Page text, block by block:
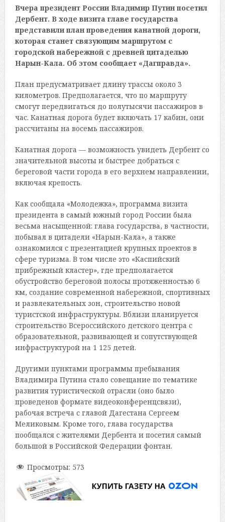
Вчера президент России Владимир Путин посетил
Дербент. В ходе визита главе государства
представили план проведения канатной дороги,
которая станет связующим маршрутом с
городской набережной с древней цитаделью
Нарын-Кала. Об этом сообщает «Дагправда».
План предусматривает длину трассы около 3
километров. Предполагается, что по маршруту
смогут передвигаться до полутысячи пассажиров в
час. Канатная дорога будет включать 17 кабин, они
рассчитаны на восемь пассажиров.
Канатная дорога — возможность увидеть Дербент со
значительной высоты и быстрее добраться с
береговой части города в его верхнем направлении,
включая крепость.
Как сообщала «Молодежка», программа визита
президента в самый южный город России была
весьма насыщенной: глава государства, в частности,
побывал в цитадели «Нарын-Кала», а также
ознакомился с презентацией крупных проектов в
сфере туризма. В том числе это «Каспийский
прибрежный кластер», где предполагается
обустройство береговой полосы протяженностью 6
км, создание современной набережной, спортивных
и развлекательных зон, строительство новой
туристской инфраструктуры. Вблизи планируется
строительство Всероссийского детского центра с
образовательной, развивающей и сопутствующей
инфраструктурой на 1 125 детей.
Другими пунктами программы пребывания
Владимира Путина стало совещание по тематике
развития туристической отрасли (оно было
проведенов формате видеоконференцсвязи),
рабочая встреча с главой Дагестана Сергеем
Меликовым. Кроме того, глава государства
пообщался с жителями Дербента и посетил самый
большой в Российской Федерации фонтан.
Просмотры: 573